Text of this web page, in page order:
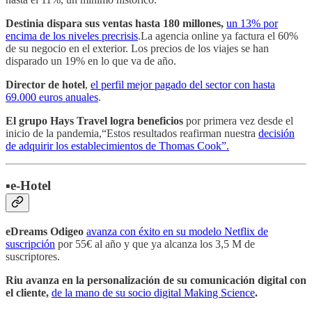
Destinia dispara sus ventas hasta 180 millones, un 13% por
encima de los niveles precrisis.La agencia online ya factura el 60%
de su negocio en el exterior. Los precios de los viajes se han
disparado un 19% en lo que va de año.
Director de hotel, el perfil mejor pagado del sector con hasta
69.000 euros anuales.
El grupo Hays Travel logra beneficios por primera vez desde el
inicio de la pandemia,“Estos resultados reafirman nuestra decisión
de adquirir los establecimientos de Thomas Cook”.
▪️e-Hotel
eDreams Odigeo avanza con éxito en su modelo Netflix de
suscripción por 55€ al año y que ya alcanza los 3,5 M de
suscriptores.
Riu avanza en la personalización de su comunicación digital con
el cliente, de la mano de su socio digital Making Science.